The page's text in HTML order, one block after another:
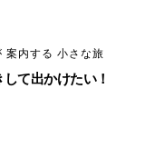
案内する 小さな旅
て出かけたい！